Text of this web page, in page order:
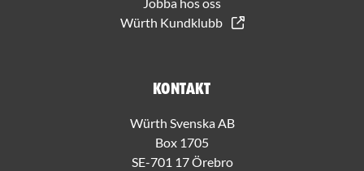
Würth Kundklubb
Kontakt
Würth Svenska AB
Box 1705
SE-701 17 Örebro